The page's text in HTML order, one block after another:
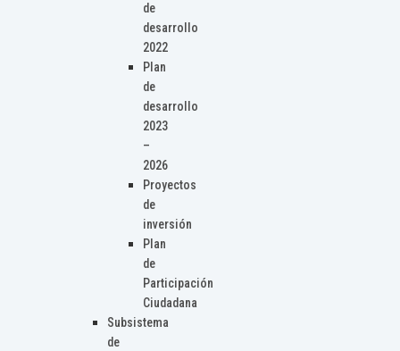
de
desarrollo
2022
Plan
de
desarrollo
2023
–
2026
Proyectos
de
inversión
Plan
de
Participación
Ciudadana
Subsistema
de